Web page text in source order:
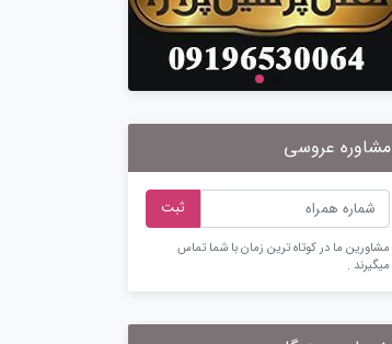
مشاوره عروسی
ثبت
مشاورین ما در کوتاه ترین زمان با شما تماس
میگیرند .